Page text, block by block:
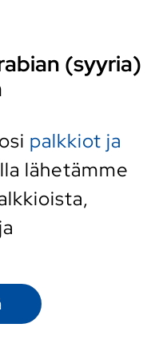
(syyria)
palkkiot ja
lähetämme